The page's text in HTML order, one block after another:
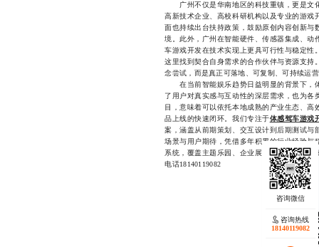
广州不仅是华南地区的科技重镇，更是文
高新技术企业、高校科研机构以及专业的游
面也持续出台扶持政策，鼓励原创内容创新
境。此外，广州在智能硬件、传感器集成、
车游戏开发在技术实现上更具可行性与稳定
这里找到契合自身需求的合作伙伴与资源支
念尝试，而是真正可落地、可复制、可持续运
在当前智能娱乐趋势日益明显的背景下，
了用户对真实感与互动性的深层需求，也为
目，意味着可以依托本地成熟的产业生态、
品上线的快速闭环。我们专注于体感驾车游戏
案，涵盖从前期策划、交互设计到后期测试
场景与用户期待，凭借多年积累的行业经验
系统，覆盖主题乐园、企业展厅及教育机构
电话18140119082
咨询热线
18140119082